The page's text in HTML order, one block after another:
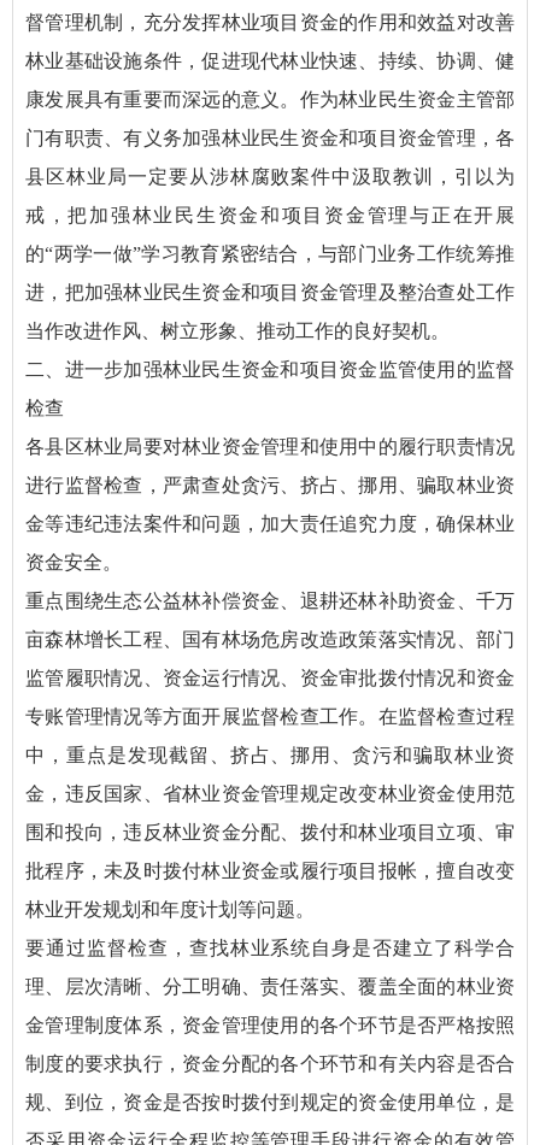
督管理机制，充分发挥林业项目资金的作用和效益对改善
林业基础设施条件，促进现代林业快速、持续、协调、健
康发展具有重要而深远的意义。作为林业民生资金主管部
门有职责、有义务加强林业民生资金和项目资金管理，各
县区林业局一定要从涉林腐败案件中汲取教训，引以为
戒，把加强林业民生资金和项目资金管理与正在开展
的“两学一做”学习教育紧密结合，与部门业务工作统筹推
进，把加强林业民生资金和项目资金管理及整治查处工作
当作改进作风、树立形象、推动工作的良好契机。
二、进一步加强林业民生资金和项目资金监管使用的监督
检查
各县区林业局要对林业资金管理和使用中的履行职责情况
进行监督检查，严肃查处贪污、挤占、挪用、骗取林业资
金等违纪违法案件和问题，加大责任追究力度，确保林业
资金安全。
重点围绕生态公益林补偿资金、退耕还林补助资金、千万
亩森林增长工程、国有林场危房改造政策落实情况、部门
监管履职情况、资金运行情况、资金审批拨付情况和资金
专账管理情况等方面开展监督检查工作。在监督检查过程
中，重点是发现截留、挤占、挪用、贪污和骗取林业资
金，违反国家、省林业资金管理规定改变林业资金使用范
围和投向，违反林业资金分配、拨付和林业项目立项、审
批程序，未及时拨付林业资金或履行项目报帐，擅自改变
林业开发规划和年度计划等问题。
要通过监督检查，查找林业系统自身是否建立了科学合
理、层次清晰、分工明确、责任落实、覆盖全面的林业资
金管理制度体系，资金管理使用的各个环节是否严格按照
制度的要求执行，资金分配的各个环节和有关内容是否合
规、到位，资金是否按时拨付到规定的资金使用单位，是
否采用资金运行全程监控等管理手段进行资金的有效管